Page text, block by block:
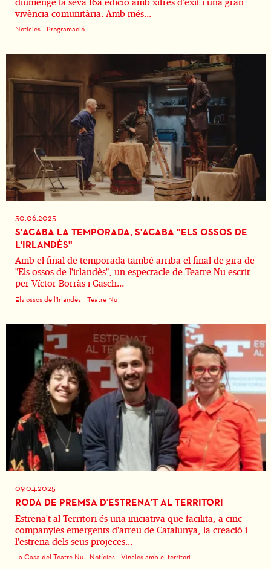
diumenge la seva 16a edició amb xifres d’èxit i una gran
vivència comunitària. Amb més...
Notícies Programació
30.06.2025
S'ACABA LA TEMPORADA, S'ACABA "ELS OSSOS DE
L'IRLANDÈS"
Amb el final de temporada també arriba el final de gira de
"Els ossos de l'irlandès", un espectacle de Teatre Nu escrit
per Víctor Borràs i Gasch...
Els ossos de l'Irlandès Teatre Nu
09.04.2025
RODA DE PREMSA D'ESTRENA'T AL TERRITORI
Estrena't al Territori és una iniciativa que facilita, a cinc
companyies emergents d'arreu de Catalunya, la creació i
l'estrena dels seus projeces...
La Casa del Teatre Nu Notícies Vincles amb el territori